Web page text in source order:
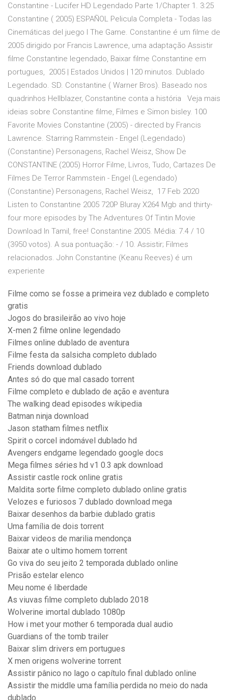
Constantine - Lucifer HD Legendado Parte 1/Chapter 1. 3:25
Constantine ( 2005) ESPAÑOL Pelicula Completa - Todas las
Cinemáticas del juego l The Game. Constantine é um filme de
2005 dirigido por Francis Lawrence, uma adaptação Assistir
filme Constantine legendado, Baixar filme Constantine em
portugues, 2005 | Estados Unidos | 120 minutos. Dublado
Legendado. SD. Constantine ( Warner Bros). Baseado nos
quadrinhos Hellblazer, Constantine conta a história Veja mais
ideias sobre Constantine filme, Filmes e Simon bisley. 100
Favorite Movies Constantine (2005) - directed by Francis
Lawrence. Starring Rammstein - Engel (Legendado)
(Constantine) Personagens, Rachel Weisz, Show De
CONSTANTINE (2005) Horror Filme, Livros, Tudo, Cartazes De
Filmes De Terror Rammstein - Engel (Legendado)
(Constantine) Personagens, Rachel Weisz, 17 Feb 2020
Listen to Constantine 2005 720P Bluray X264 Mgb and thirty-
four more episodes by The Adventures Of Tintin Movie
Download In Tamil, free! Constantine 2005. Média: 7.4 / 10
(3950 votos). A sua pontuação: - / 10. Assistir; Filmes
relacionados. John Constantine (Keanu Reeves) é um
experiente
Filme como se fosse a primeira vez dublado e completo
gratis
Jogos do brasileirão ao vivo hoje
X-men 2 filme online legendado
Filmes online dublado de aventura
Filme festa da salsicha completo dublado
Friends download dublado
Antes só do que mal casado torrent
Filme completo e dublado de ação e aventura
The walking dead episodes wikipedia
Batman ninja download
Jason statham filmes netflix
Spirit o corcel indomável dublado hd
Avengers endgame legendado google docs
Mega filmes séries hd v1 0.3 apk download
Assistir castle rock online gratis
Maldita sorte filme completo dublado online gratis
Velozes e furiosos 7 dublado download mega
Baixar desenhos da barbie dublado gratis
Uma família de dois torrent
Baixar videos de marilia mendonça
Baixar ate o ultimo homem torrent
Go viva do seu jeito 2 temporada dublado online
Prisão estelar elenco
Meu nome é liberdade
As viuvas filme completo dublado 2018
Wolverine imortal dublado 1080p
How i met your mother 6 temporada dual audio
Guardians of the tomb trailer
Baixar slim drivers em portugues
X men origens wolverine torrent
Assistir pânico no lago o capítulo final dublado online
Assistir the middle uma família perdida no meio do nada
dublado